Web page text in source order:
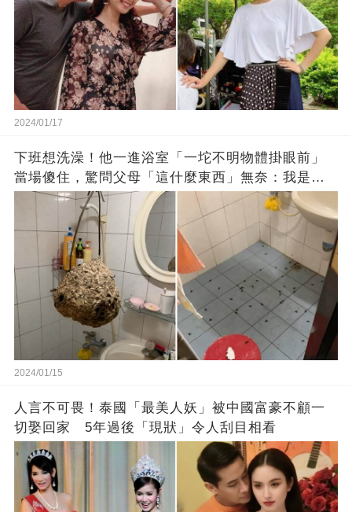
2024/01/17
下班想洗澡！他一進浴室「一坨不明物體掛眼前」
當場傻住，驚問父母「這什麼東西」無奈：我是親
生的嗎？
2024/01/15
人言不可畏！泰國「最美人妖」被中國富豪不顧一
切娶回家 5年過後「現狀」令人刮目相看